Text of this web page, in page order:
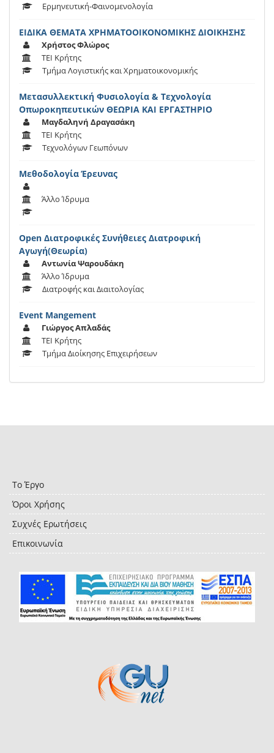
Ερμηνευτική-Φαινομενολογία
ΕΙΔΙΚΑ ΘΕΜΑΤΑ ΧΡΗΜΑΤΟΟΙΚΟΝΟΜΙΚΗΣ ΔΙΟΙΚΗΣΗΣ
Χρήστος Φλώρος
ΤΕΙ Κρήτης
Τμήμα Λογιστικής και Χρηματοικονομικής
Μετασυλλεκτική Φυσιολογία & Τεχνολογία
Οπωροκηπευτικών ΘΕΩΡΙΑ ΚΑΙ ΕΡΓΑΣΤΗΡΙΟ
Μαγδαληνή Δραγασάκη
ΤΕΙ Κρήτης
Τεχνολόγων Γεωπόνων
Μεθοδολογία Έρευνας
Άλλο Ίδρυμα
Open Διατροφικές Συνήθειες Διατροφική
Αγωγή(Θεωρία)
Αντωνία Ψαρουδάκη
Άλλο Ίδρυμα
Διατροφής και Διαιτολογίας
Event Mangement
Γιώργος Απλαδάς
ΤΕΙ Κρήτης
Τμήμα Διοίκησης Επιχειρήσεων
Το Έργο
Όροι Χρήσης
Συχνές Ερωτήσεις
Επικοινωνία